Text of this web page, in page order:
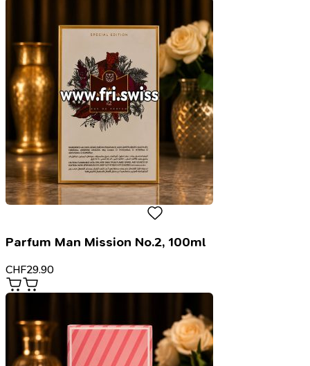
Parfum Man Mission No.2, 100ml
CHF29.90